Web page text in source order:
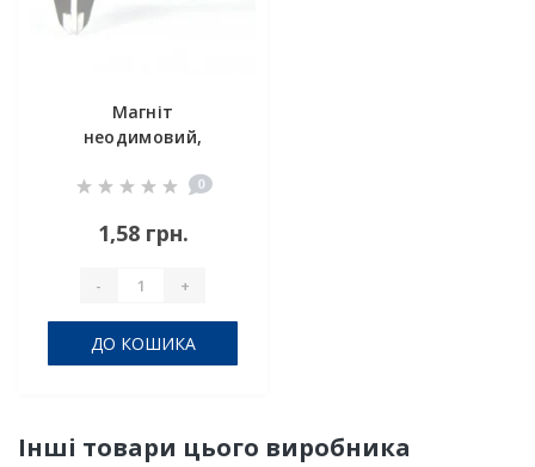
Магніт
неодимовий,
мм
0
1,58 грн.
- +
ДО КОШИКА
Інші товари цього виробника